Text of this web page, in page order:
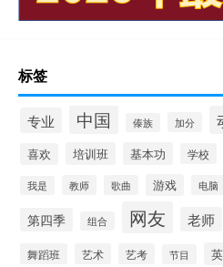
标签
专业 中国 傣族 加分
喜欢 培训班 基本功 学校
我是 教师 歌曲 游戏 电脑
第四季 组合 网友 老师
舞蹈班 艺术 艺考 节目